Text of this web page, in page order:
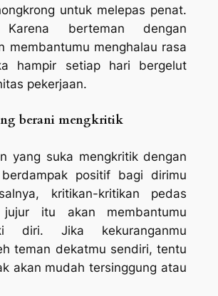
untuk melepas penat.
Karena berteman dengan
membantumu menghalau rasa
hampir setiap hari bergelut
pekerjaan.
berani mengkritik
yang suka mengkritik dengan
positif bagi dirimu
kritikan-kritikan pedas
itu akan membantumu
diri. Jika kekuranganmu
teman dekatmu sendiri, tentu
akan mudah tersinggung atau